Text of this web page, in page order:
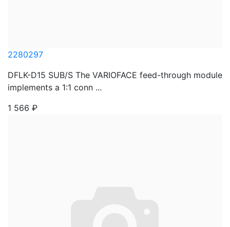
2280297
DFLK-D15 SUB/S The VARIOFACE feed-through module
implements a 1:1 conn ...
1 566 ₽